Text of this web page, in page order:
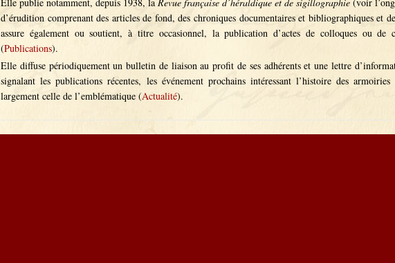
d’érudition comprenant des articles de fond, des chroniques documentaires et bibliographiques et
assure également ou soutient, à titre occasionnel, la publication d’actes de colloques ou de
(Publications).
Elle diffuse périodiquement un bulletin de liaison au profit de ses adhérents et une lettre
signalant les publications récentes, les événement prochains intéressant l’histoire des
largement celle de l’emblématique (Actualité).